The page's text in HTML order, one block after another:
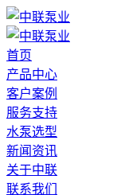
首页
产品中心
客户案例
服务支持
水泵选型
新闻资讯
关于中联
联系我们